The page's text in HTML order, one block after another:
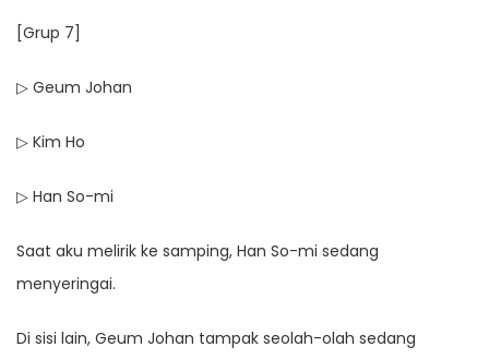
[Grup 7]
▷ Geum Johan
▷ Kim Ho
▷ Han So-mi
Saat aku melirik ke samping, Han So-mi sedang
menyeringai.
Di sisi lain, Geum Johan tampak seolah-olah sedang